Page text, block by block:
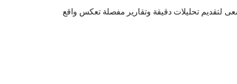
تحليلات دقيقة وتقارير مفصلة تعكس واقع